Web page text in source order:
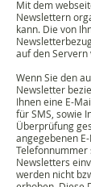
Mit dem
Newslettern
kann. Die von
auf den
Wenn Sie den
Newsletter
Ihnen eine E-
für SMS, sowie
Überprüfung
angegebenen
Telefonnummer
Newsletters
werden nicht